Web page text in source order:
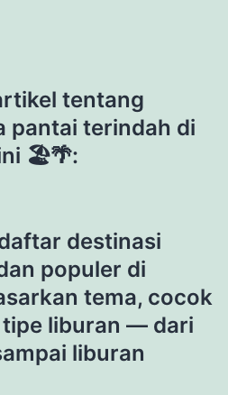
tentang
pantai terindah di
🏖️🌴:
destinasi
populer di
tema, cocok
liburan — dari
liburan